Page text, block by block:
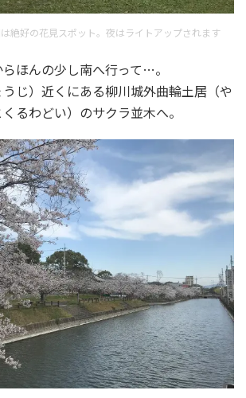
絶好の花見スポット。夜はライトアップされます
ほんの少し南へ行って…。
じ）近くにある柳川城外曲輪土居（や
るわどい）のサクラ並木へ。